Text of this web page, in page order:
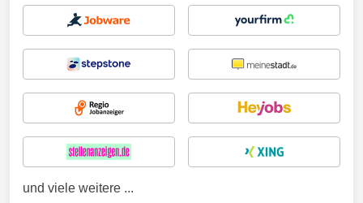
und viele weitere ...